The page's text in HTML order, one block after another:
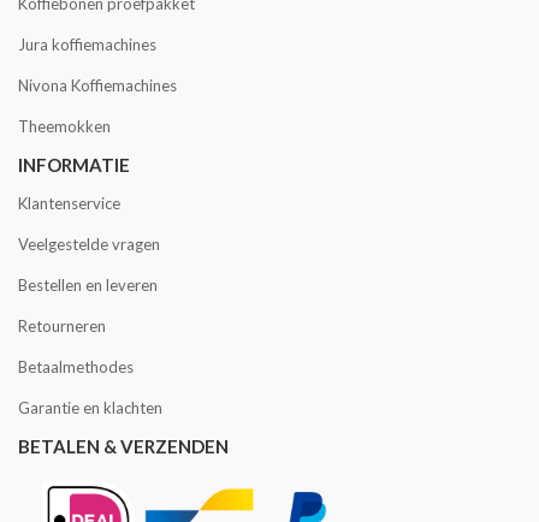
Jura koffiemachines
Nivona Koffiemachines
Theemokken
INFORMATIE
Klantenservice
Veelgestelde vragen
Bestellen en leveren
Retourneren
Betaalmethodes
Garantie en klachten
BETALEN & VERZENDEN